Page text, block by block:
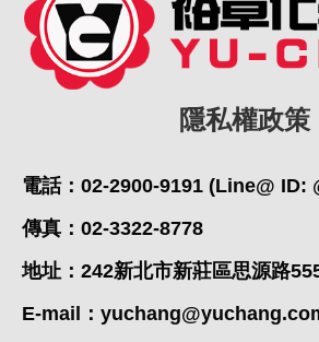
隱私權政策
電話：02-2900-9191 (Line@ ID:
傳真：02-3322-8778
地址：242新北市新莊區思源路
E-mail：